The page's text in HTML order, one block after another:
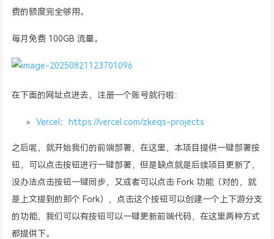
费的额度完全够用。
每月免费 100GB 流量。
在下面的网址点进去，注册一个账号就行啦：
Vercel ： https://vercel.com/zkeqs-projects
之后呢，就开始我们的前端部署，在这里，本项目提供一键部署按
钮，可以点击按钮进行一键部署，但是缺点就是后续项目更新了，
没办法点击按钮一键同步，又或者可以点击 Fork 功能（对的，就
是上文提到的那个 Fork），点击这个按钮可以创建一个上下游分支
的功能，我们可以有按钮可以一键更新前端代码，在这里两种方式
都提供下。